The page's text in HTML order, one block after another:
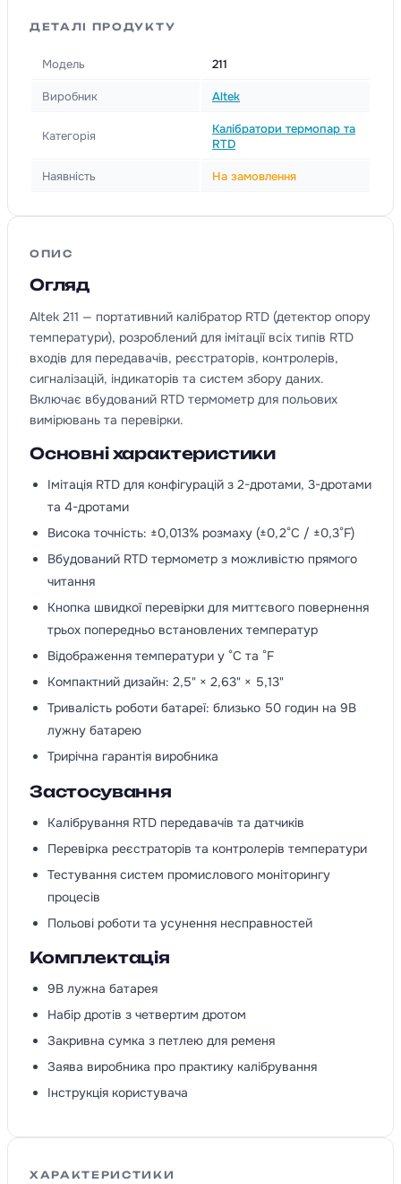
ДЕТАЛІ ПРОДУКТУ
Модель 211
Виробник Altek
Категорія
Калібратори термопар та
RTD
Наявність На замовлення
ОПИС
Огляд
Altek 211 — портативний калібратор RTD (детектор опору
температури), розроблений для імітації всіх типів RTD
входів для передавачів, реєстраторів, контролерів,
сигналізацій, індикаторів та систем збору даних.
Включає вбудований RTD термометр для польових
вимірювань та перевірки.
Основні характеристики
Імітація RTD для конфігурацій з 2-дротами, 3-дротами
та 4-дротами
Висока точність: ±0,013% розмаху (±0,2°C / ±0,3°F)
Вбудований RTD термометр з можливістю прямого
читання
Кнопка швидкої перевірки для миттєвого повернення
трьох попередньо встановлених температур
Відображення температури у °C та °F
Компактний дизайн: 2,5" × 2,63" × 5,13"
Тривалість роботи батареї: близько 50 годин на 9В
лужну батарею
Трирічна гарантія виробника
Застосування
Калібрування RTD передавачів та датчиків
Перевірка реєстраторів та контролерів температури
Тестування систем промислового моніторингу
процесів
Польові роботи та усунення несправностей
Комплектація
9В лужна батарея
Набір дротів з четвертим дротом
Закривна сумка з петлею для ременя
Заява виробника про практику калібрування
Інструкція користувача
ХАРАКТЕРИСТИКИ